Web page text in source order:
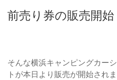
前売り券の販売開始
そんな横浜キャンピングカー
トが本日より販売が開始され